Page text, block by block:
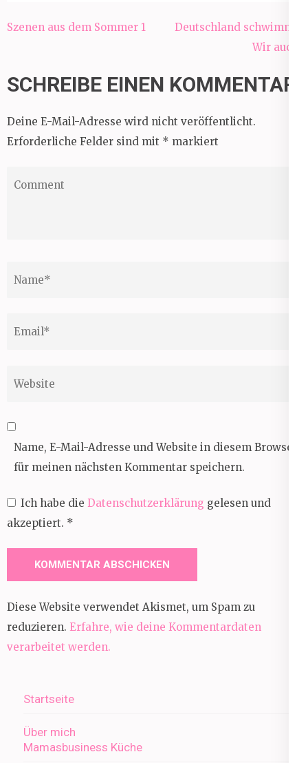
Beitragsnavigation
Szenen aus dem Sommer 1
Deutschland schwimmt.
Wir auch.
SCHREIBE EINEN KOMMENTAR
Deine E-Mail-Adresse wird nicht veröffentlicht.
Erforderliche Felder sind mit * markiert
Name, E-Mail-Adresse und Website in diesem Browser
für meinen nächsten Kommentar speichern.
Ich habe die Datenschutzerklärung gelesen und
akzeptiert. *
Diese Website verwendet Akismet, um Spam zu
reduzieren. Erfahre, wie deine Kommentardaten
verarbeitet werden.
Startseite
Über mich
Mamasbusiness Küche